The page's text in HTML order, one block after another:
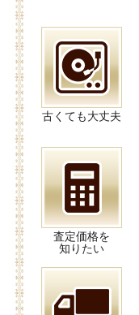
古くても大丈夫
査定価格を
知りたい